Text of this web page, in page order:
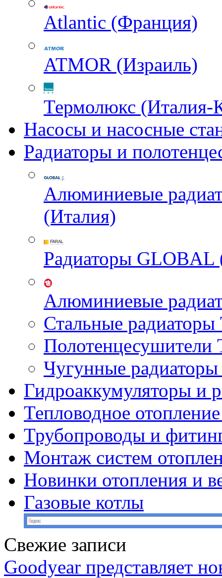
Atlantic (Франция)
ATMOR (Израиль)
Термолюкс (Италия-
Насосы и насосные
Радиаторы и
Алюминиевые
(Италия)
Радиаторы GLOBAL
Алюминиевые
Стальные
Чугунные
Гидроаккумуляторы и
Тепловодное
Трубопроводы и
Монтаж систем
Новинки отопления и
Газовые котлы
Свежие записи
Goodyear представляет